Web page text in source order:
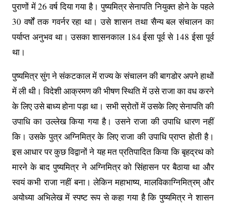
पुराणों में 26 वर्ष दिया गया है। पुष्यमित्र सेनापति नियुक्त होने के पहले
30 वर्षों तक गवर्नर रहा था। उसे शासन तथा सैन्य बल संचालन का
पर्याप्त अनुभव था। उसका शासनकाल 184 ईसा पूर्व से 148 ईसा पूर्व
था।
पुष्यमित्र सुंग ने संकटकाल में राज्य के संचालन की बागडोर अपने हाथों
में ली थी। विदेशी आक्रमण की भीषण स्थिति में उसे राजा का वध करने
के लिए उसे बाध्य होना पड़ा था। सभी स्रोतों में उसके लिए सेनापति की
उपाधि का उल्लेख किया गया है। उसने राजा की उपाधि धारण नहीं
कि। उसके पुत्र अग्निमित्र के लिए राजा की उपाधि प्राप्त होती है।
इस आधार पर कुछ विद्वानों ने यह मत प्रतिपादित किया कि बृहद्रथ को
मारने के बाद पुष्यमित्र ने अग्निमित्र को सिंहासन पर बैठाया था और
स्वयं कभी राजा नहीं बना। लेकिन महाभाष्य, मालविकाग्निमित्रम् और
अयोध्या अभिलेख में स्पष्ट रूप से कहा गया है कि पुष्यमित्र ने शासन